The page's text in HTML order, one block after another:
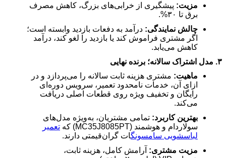
مزیت: پیشگیری از خرابی‌های بزرگ، کاهش مصرف
برق تا ۳۰%.
چالش نمایندگی: درآمد به دفعات بازدید وابسته است؛
اگر مشتری فراموش کند یا بازدید را لغو کند، درآمد
کاهش می‌یابد.
۳. مدل اشتراک سالانه؛ برنده نهایی
ماهیت: مشتری هزینه ثابت سالانه را می‌پردازد و در
ازای آن، خدمات نامحدود تعمیر، سرویس دوره‌ای
رایگان و تخفیف ویژه روی قطعات اصلی دریافت
می‌کند.
بهترین کاربرد: تمامی مشتریان، به‌ویژه مدل‌های
سولاردام و هوشمند (MC35J8085PT) که تعمیر
لباسشویی سامسونگات گران‌قیمتی دارند.
مزیت مشتری: آرامش کامل، هزینه ثابت،